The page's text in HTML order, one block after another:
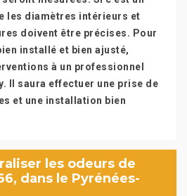
les diamètres intérieurs et
doivent être précises. Pour
installé et bien ajusté,
à un professionnel
Il saura effectuer une prise de
et une installation bien
les odeurs de
dans le Pyrénées-